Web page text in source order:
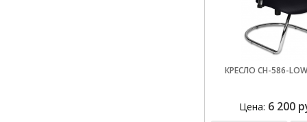
КРЕСЛО CH-586-
Цена: 6 200